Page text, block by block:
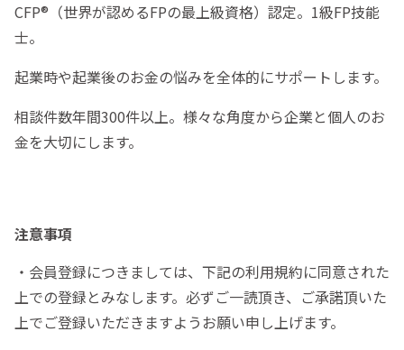
CFP®（世界が認めるFPの最上級資格）認定。1級FP技能
士。
起業時や起業後のお金の悩みを全体的にサポートします。
相談件数年間300件以上。様々な角度から企業と個人のお
金を大切にします。
注意事項
・会員登録につきましては、下記の利用規約に同意された
上での登録とみなします。必ずご一読頂き、ご承諾頂いた
上でご登録いただきますようお願い申し上げます。